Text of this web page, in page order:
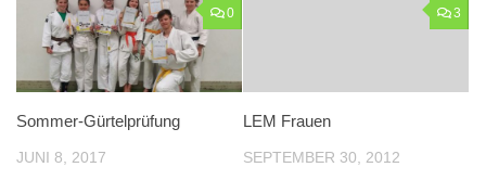
0
Sommer-Gürtelprüfung
JUNI 8, 2017
3
LEM Frauen
SEPTEMBER 30, 2012